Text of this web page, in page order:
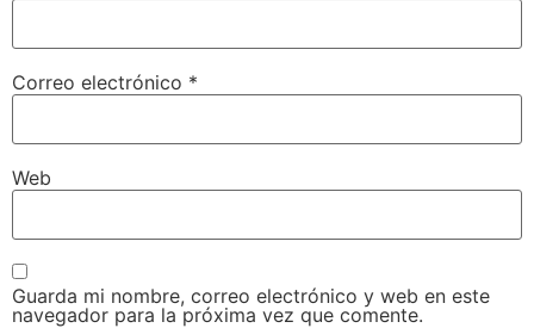
Correo electrónico *
Web
Guarda mi nombre, correo electrónico y web en este
navegador para la próxima vez que comente.